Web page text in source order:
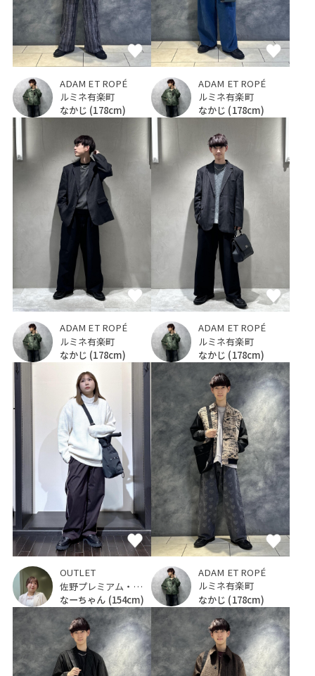
ADAM ET ROPÉ
ルミネ有楽町
なかじ (178cm)
ADAM ET ROPÉ
ルミネ有楽町
なかじ (178cm)
ADAM ET ROPÉ
ルミネ有楽町
なかじ (178cm)
ADAM ET ROPÉ
ルミネ有楽町
なかじ (178cm)
OUTLET
佐野プレミアム・アウトレット
なーちゃん (154cm)
ADAM ET ROPÉ
ルミネ有楽町
なかじ (178cm)